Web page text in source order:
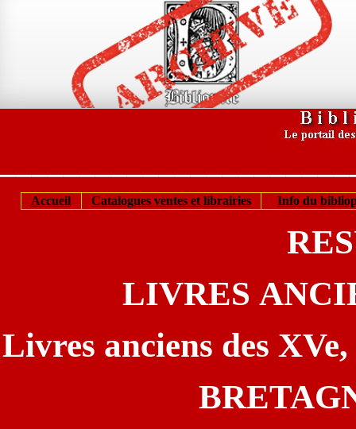
Accueil Catalogues ventes et librairies Info du
LIVRES
Livres anciens des